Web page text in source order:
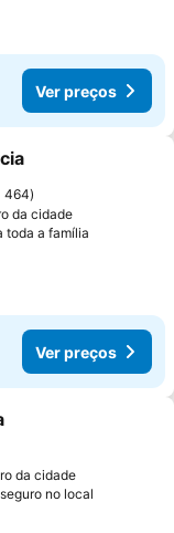
Ver preços
favoritos
464
da cidade
toda a família
Ver preços
favoritos
da cidade
no local